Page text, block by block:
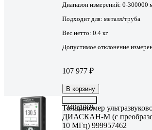
Диапазон измерений: 0-300000
Подходит для: металл/труба
Вес нетто: 0.4 кг
Допустимое отклонение
107 977 ₽
В корзину
34081969
Толщиномер
ДИАСКАН-М (с
10 МГц) 999957462